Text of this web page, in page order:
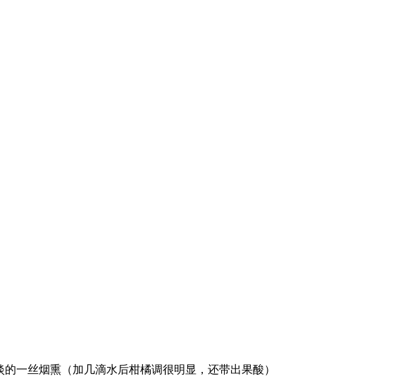
一丝烟熏（加几滴水后柑橘调很明显，还带出果酸）